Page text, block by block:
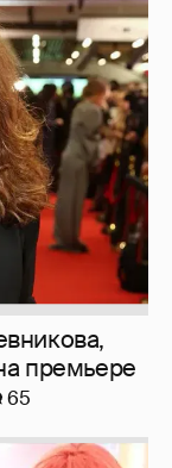
премьере
65